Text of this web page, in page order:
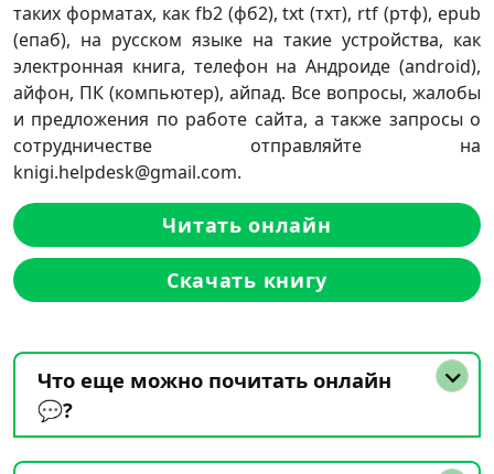
таких форматах, как fb2 (фб2), txt (тхт), rtf (ртф), epub
(епаб), на русском языке на такие устройства, как
электронная книга, телефон на Андроиде (android),
айфон, ПК (компьютер), айпад. Все вопросы, жалобы
и предложения по работе сайта, а также запросы о
сотрудничестве отправляйте на
knigi.helpdesk@gmail.com.
Читать онлайн
Скачать книгу
Что еще можно почитать онлайн
💬?